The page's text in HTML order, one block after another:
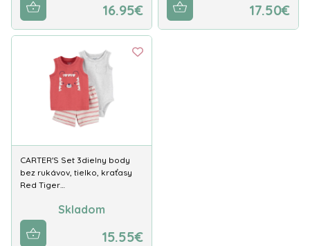
16.95€ 17.50€
CARTER'S Set 3dielny body
bez rukávov, tielko, kraťasy
Red Tiger…
Skladom
15.55€